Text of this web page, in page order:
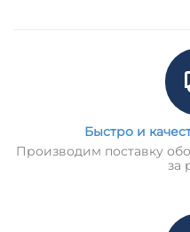
Быстро и
Производим поставку
за